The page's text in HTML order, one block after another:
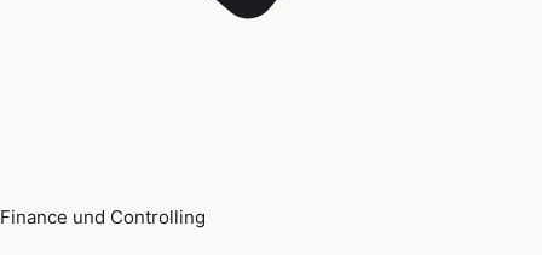
Finance und Controlling